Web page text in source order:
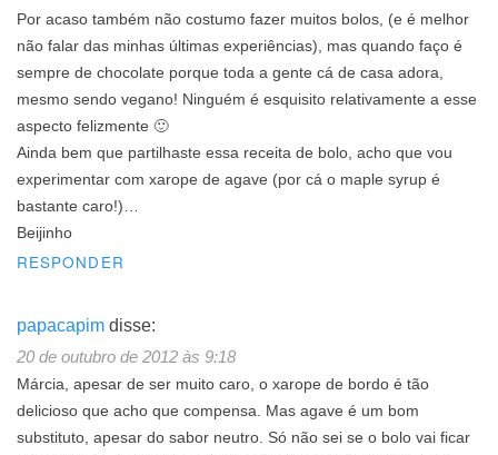
Por acaso também não costumo fazer muitos bolos, (e é melhor
não falar das minhas últimas experiências), mas quando faço é
sempre de chocolate porque toda a gente cá de casa adora,
mesmo sendo vegano! Ninguém é esquisito relativamente a esse
aspecto felizmente 🙂
Ainda bem que partilhaste essa receita de bolo, acho que vou
experimentar com xarope de agave (por cá o maple syrup é
bastante caro!)…
Beijinho
RESPONDER
papacapim disse:
20 de outubro de 2012 às 9:18
Márcia, apesar de ser muito caro, o xarope de bordo é tão
delicioso que acho que compensa. Mas agave é um bom
substituto, apesar do sabor neutro. Só não sei se o bolo vai ficar